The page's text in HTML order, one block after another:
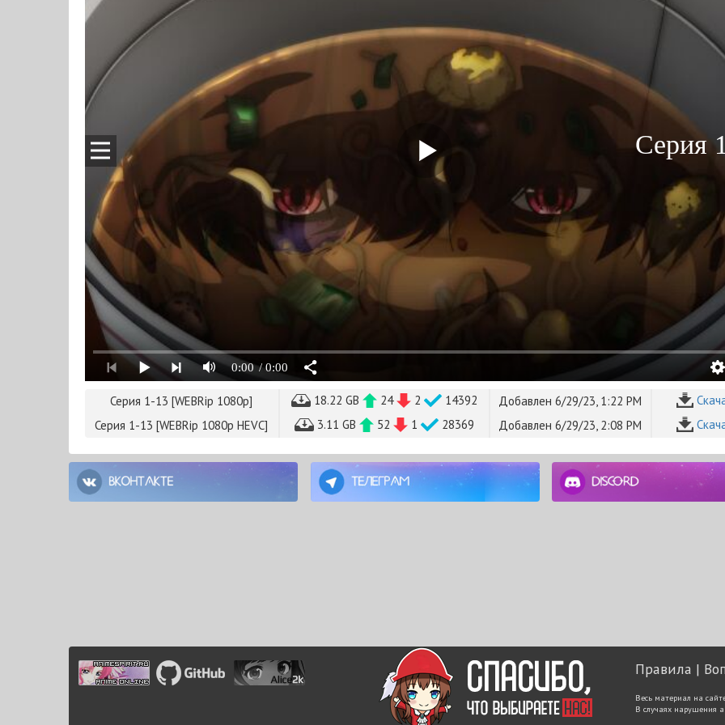
Серия
0:00 / 0:00
Серия 1-13 [WEBRip 1080p] 18.22 GB 24 2 14392 Добавлен 6/29/23, 1:22 PM
Серия 1-13 [WEBRip 1080p HEVC]
3.11 GB 52 1 28369 Добавлен 6/29/23, 2:08 PM
Правила
Весь материал на
В случаях нарушения